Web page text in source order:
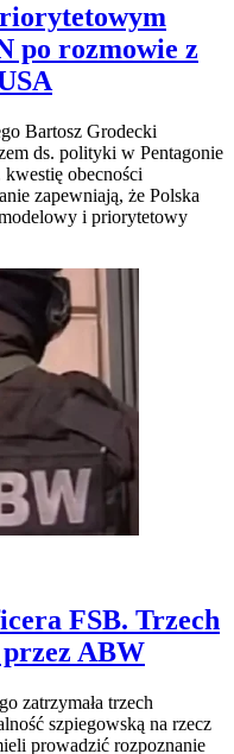
po rozmowie z
Bartosz Grodecki
ds. polityki w Pentagonie
obecności
zapewniają, że Polska
i priorytetowy
FSB. Trzech
ABW
zatrzymała trzech
szpiegowską na rzecz
prowadzić rozpoznanie